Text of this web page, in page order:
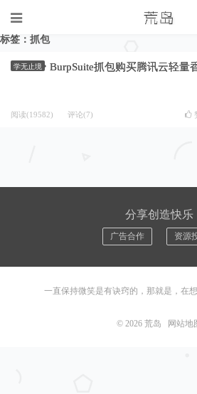
标签：抓包
学无止境 BurpSuite抓包购买腾讯云轻量
阅读(19582) 评论(7)
分享创造快乐
广告合作 资源
一直保持微笑是有诀窍的，那就是，在
© 2026 荒岛 网站地